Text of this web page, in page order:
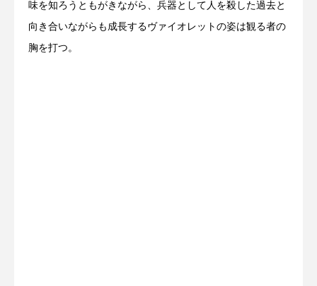
味を知ろうともがきながら、兵器として人を殺した過去と
向き合いながらも成長するヴァイオレットの姿は観る者の
胸を打つ。